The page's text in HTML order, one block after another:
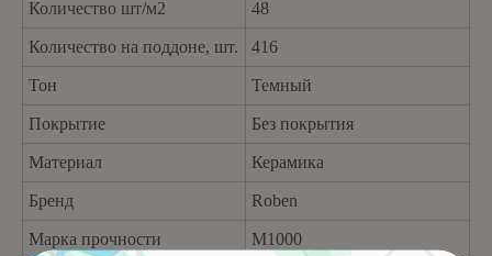
Количество шт/м2 48
Количество на поддоне, шт. 416
Тон Темный
Покрытие Без покрытия
Материал Керамика
Бренд Roben
Марка прочности M1000